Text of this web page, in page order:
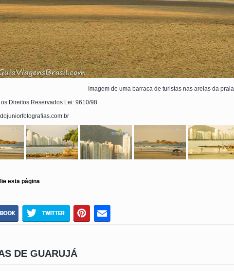
Imagem de uma barraca de turistas nas areias da praia.
Direitos Reservados Lei: 9610/98.
esta página
DE GUARUJÁ